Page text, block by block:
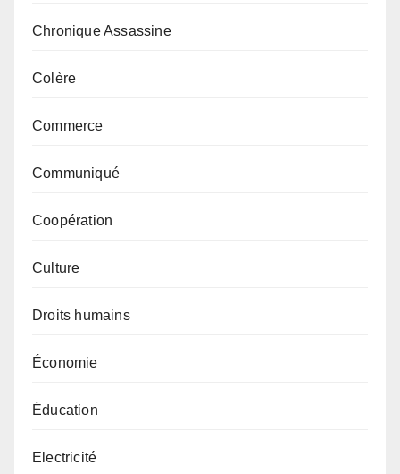
Chronique Assassine
Colère
Commerce
Communiqué
Coopération
Culture
Droits humains
Économie
Éducation
Electricité